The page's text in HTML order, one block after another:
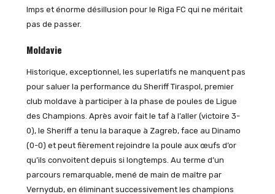
Imps et énorme désillusion pour le Riga FC qui ne méritait
pas de passer.
Moldavie
Historique, exceptionnel, les superlatifs ne manquent pas
pour saluer la performance du Sheriff Tiraspol, premier
club moldave à participer à la phase de poules de Ligue
des Champions. Après avoir fait le taf à l’aller (victoire 3-
0), le Sheriff a tenu la baraque à Zagreb, face au Dinamo
(0-0) et peut fièrement rejoindre la poule aux œufs d’or
qu’ils convoitent depuis si longtemps. Au terme d’un
parcours remarquable, mené de main de maître par
Vernydub, en éliminant successivement les champions